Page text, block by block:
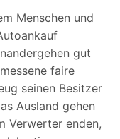
Menschen und
gut
faire
seinen Besitzer
Ausland gehen
Verwerter enden,